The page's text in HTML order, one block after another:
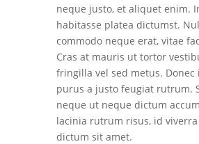
neque justo, et aliquet enim.
habitasse platea dictumst.
commodo neque erat, vitae
Cras at mauris ut tortor
fringilla vel sed metus.
purus a justo feugiat rutrum.
neque ut neque dictum
lacinia rutrum risus, id
dictum sit amet.